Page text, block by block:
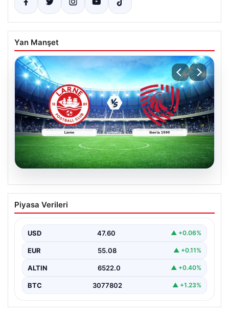
Yan Manşet
(Özet) Larne – Iberia 1999 Maçı Özeti
ve Tüm Önemli Anları
Piyasa Verileri
USD 47.60 ▲ +0.06%
EUR 55.08 ▲ +0.11%
ALTIN 6522.0 ▲ +0.40%
BTC 3077802 ▲ +1.23%